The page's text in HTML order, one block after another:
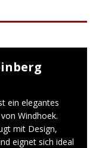
ein elegantes
Windhoek.
mit Design,
eignet sich ideal